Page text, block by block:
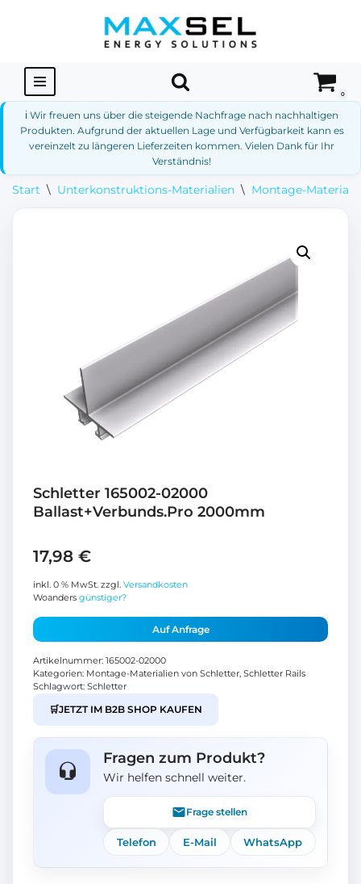
springen
0
ℹ️ Wir freuen uns über die steigende Nachfrage nach nachhaltigen
Produkten. Aufgrund der aktuellen Lage und Verfügbarkeit kann es
vereinzelt zu längeren Lieferzeiten kommen. Vielen Dank für Ihr
Verständnis!
Start \ Unterkonstruktions-Materialien \ Montage-
Schletter 165002-02000
Ballast+Verbunds.Pro 2000mm
17,98 €
inkl. 0 % MwSt. zzgl. Versandkosten
Woanders günstiger?
Auf Anfrage
Artikelnummer: 165002-02000
Kategorien: Montage-Materialien von Schletter, Schletter Rails
Schlagwort: Schletter
🛒JETZT IM B2B SHOP KAUFEN
Fragen zum Produkt?
Wir helfen schnell weiter.
Frage stellen
Telefon E-Mail WhatsApp